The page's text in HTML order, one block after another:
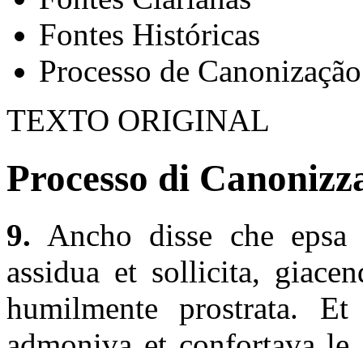
Fontes Históricas
Processo de Canonização
TEXTO ORIGINAL
Processo di
9. Ancho disse che
assidua et sollicita,
humilmente prostrata.